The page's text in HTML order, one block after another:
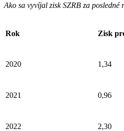
Ako sa vyvíjal zisk SZRB za posledné
Rok Zisk
2020 1,34
2021 0,96
2022 2,30